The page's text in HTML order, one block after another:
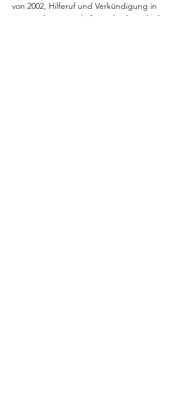
von 2002, Hilferuf und Verkündigung in
einem, das sie im Auftrag des kanadischen